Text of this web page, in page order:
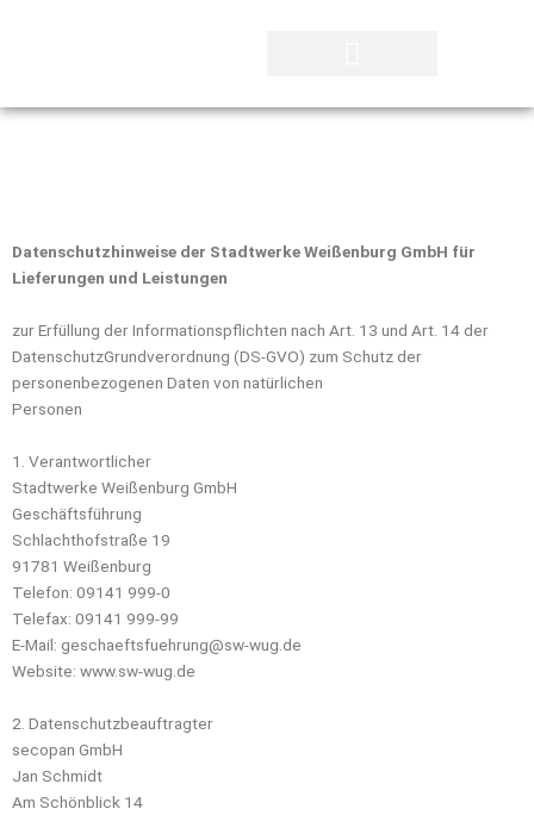
Datenschutzhinweise der Stadtwerke Weißenburg GmbH für
Lieferungen und Leistungen
zur Erfüllung der Informationspflichten nach Art. 13 und Art. 14 der
DatenschutzGrundverordnung (DS-GVO) zum Schutz der
personenbezogenen Daten von natürlichen
Personen
1. Verantwortlicher
Stadtwerke Weißenburg GmbH
Geschäftsführung
Schlachthofstraße 19
91781 Weißenburg
Telefon: 09141 999-0
Telefax: 09141 999-99
E-Mail: geschaeftsfuehrung@sw-wug.de
Website: www.sw-wug.de
2. Datenschutzbeauftragter
secopan GmbH
Jan Schmidt
Am Schönblick 14